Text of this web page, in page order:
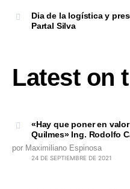
Dia de la logística y
Partal Silva
Latest on
«Hay que poner en
Quilmes» Ing. Rodolfo
por Maximiliano Espinosa
24 DE SEPTIEMBRE DE 2021